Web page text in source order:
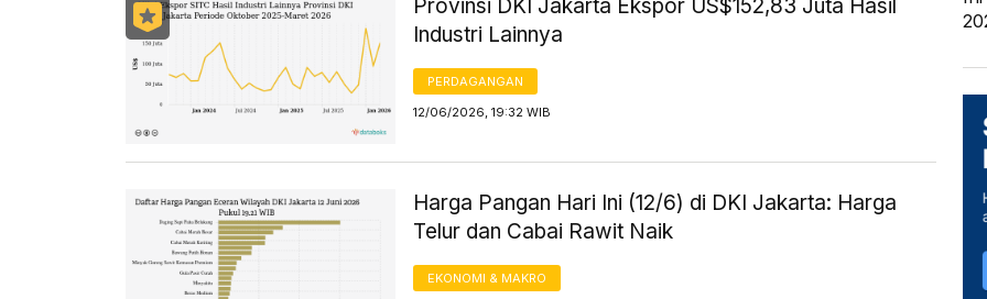
Provinsi DKI Jakarta Ekspor US$152,83 Juta Hasil
Industri Lainnya
PERDAGANGAN
12/06/2026, 19:32 WIB
Harga Pangan Hari Ini (12/6) di DKI Jakarta: Harga
Telur dan Cabai Rawit Naik
EKONOMI & MAKRO